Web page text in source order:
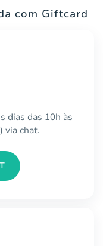
com Giftcard
dias das 10h às
via chat.